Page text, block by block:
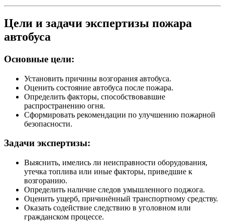
Цели и задачи экспертизы пожара
автобуса
Основные цели:
Установить причины возгорания автобуса.
Оценить состояние автобуса после пожара.
Определить факторы, способствовавшие
распространению огня.
Сформировать рекомендации по улучшению пожарной
безопасности.
Задачи экспертизы:
Выяснить, имелись ли неисправности оборудования,
утечка топлива или иные факторы, приведшие к
возгоранию.
Определить наличие следов умышленного поджога.
Оценить ущерб, причинённый транспортному средству.
Оказать содействие следствию в уголовном или
гражданском процессе.